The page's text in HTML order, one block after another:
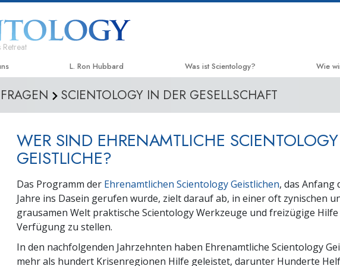
L. Ron Hubbard Was ist Scientology?
Anschauungen und Praxis
Lernen Sie einen Scientologen kennen
Innerhalb einer Scientology Kirche
Eine Einführung in die Dianetik
Wie
SCIENTOLOGY IN DER GESELLSCHAFT
WER SIND EHRENAMTLICHE SCIENTOLOGY
GEISTLICHE?
Das Programm der Ehrenamtlichen Scientology Geistlichen, das Anfang
Jahre ins Dasein gerufen wurde, zielt darauf ab, in einer oft zynischen
grausamen Welt praktische Scientology Werkzeuge und freizügige
Verfügung zu stellen.
In den nachfolgenden Jahrzehnten haben Ehrenamtliche Scientology
mehr als hundert Krisenregionen Hilfe geleistet, darunter Hunderte